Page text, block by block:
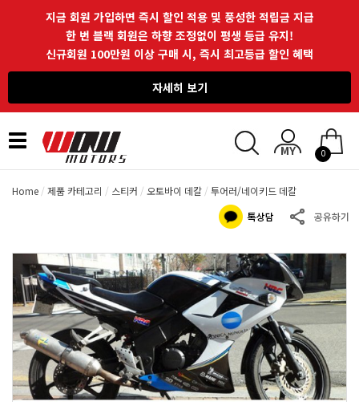
지금 회원 가입하면 즉시 할인 적용 및 풍성한 적립금 지급
한 번 블랙 회원은 하향 조정없이 평생 등급 유지!
신규회원 100만원 이상 구매 시, 즉시 최고등급 할인 혜택
자세히 보기
Toggle
navigation
0
Home 제품 카테고리 스티커 오토바이 데칼 투어러/네이키드 데칼